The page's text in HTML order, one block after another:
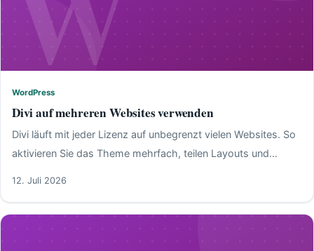
WordPress
Divi auf mehreren Websites verwenden
Divi läuft mit jeder Lizenz auf unbegrenzt vielen Websites. So
aktivieren Sie das Theme mehrfach, teilen Layouts und
12. Juli 2026